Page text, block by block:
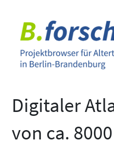
springen
Digitaler
von ca.